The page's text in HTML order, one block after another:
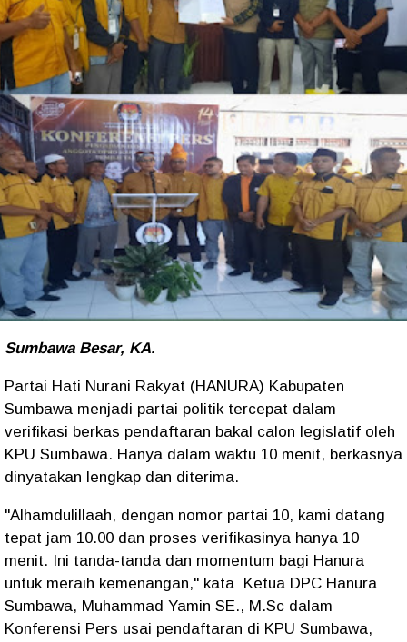
Sumbawa Besar, KA.
Partai Hati Nurani Rakyat (HANURA) Kabupaten
Sumbawa menjadi partai politik tercepat dalam
verifikasi berkas pendaftaran bakal calon legislatif oleh
KPU Sumbawa. Hanya dalam waktu 10 menit, berkasnya
dinyatakan lengkap dan diterima.
"Alhamdulillaah, dengan nomor partai 10, kami datang
tepat jam 10.00 dan proses verifikasinya hanya 10
menit. Ini tanda-tanda dan momentum bagi Hanura
untuk meraih kemenangan," kata Ketua DPC Hanura
Sumbawa, Muhammad Yamin SE., M.Sc dalam
Konferensi Pers usai pendaftaran di KPU Sumbawa,